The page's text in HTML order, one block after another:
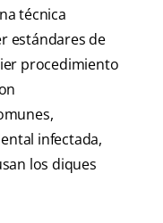
técnica
estándares de
procedimiento
infectada,
los diques